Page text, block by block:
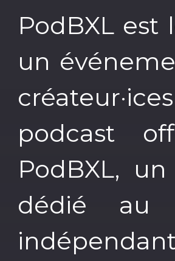
PodBXL est
un
podcast
PodBXL,
dédié au